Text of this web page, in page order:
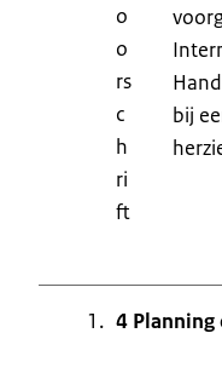
o
o
rs
c
h
ri
ft
bij
4 Planning